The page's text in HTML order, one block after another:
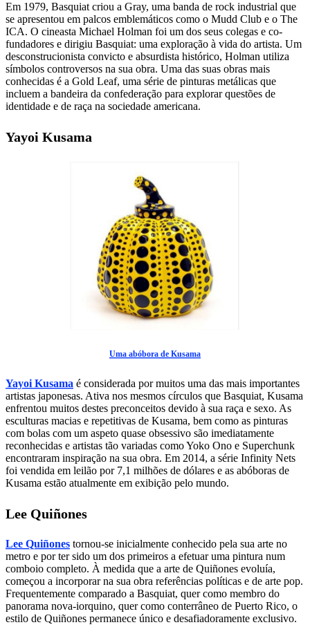
Em 1979, Basquiat criou a Gray, uma banda de rock industrial que
se apresentou em palcos emblemáticos como o Mudd Club e o The
ICA. O cineasta Michael Holman foi um dos seus colegas e co-
fundadores e dirigiu Basquiat: uma exploração à vida do artista. Um
desconstrucionista convicto e absurdista histórico, Holman utiliza
símbolos controversos na sua obra. Uma das suas obras mais
conhecidas é a Gold Leaf, uma série de pinturas metálicas que
incluem a bandeira da confederação para explorar questões de
identidade e de raça na sociedade americana.
Yayoi Kusama
Uma abóbora de Kusama
Yayoi Kusama é considerada por muitos uma das mais importantes
artistas japonesas. Ativa nos mesmos círculos que Basquiat, Kusama
enfrentou muitos destes preconceitos devido à sua raça e sexo. As
esculturas macias e repetitivas de Kusama, bem como as pinturas
com bolas com um aspeto quase obsessivo são imediatamente
reconhecidas e artistas tão variadas como Yoko Ono e Superchunk
encontraram inspiração na sua obra. Em 2014, a série Infinity Nets
foi vendida em leilão por 7,1 milhões de dólares e as abóboras de
Kusama estão atualmente em exibição pelo mundo.
Lee Quiñones
Lee Quiñones tornou-se inicialmente conhecido pela sua arte no
metro e por ter sido um dos primeiros a efetuar uma pintura num
comboio completo. À medida que a arte de Quiñones evoluía,
começou a incorporar na sua obra referências políticas e de arte pop.
Frequentemente comparado a Basquiat, quer como membro do
panorama nova-iorquino, quer como conterrâneo de Puerto Rico, o
estilo de Quiñones permanece único e desafiadoramente exclusivo.